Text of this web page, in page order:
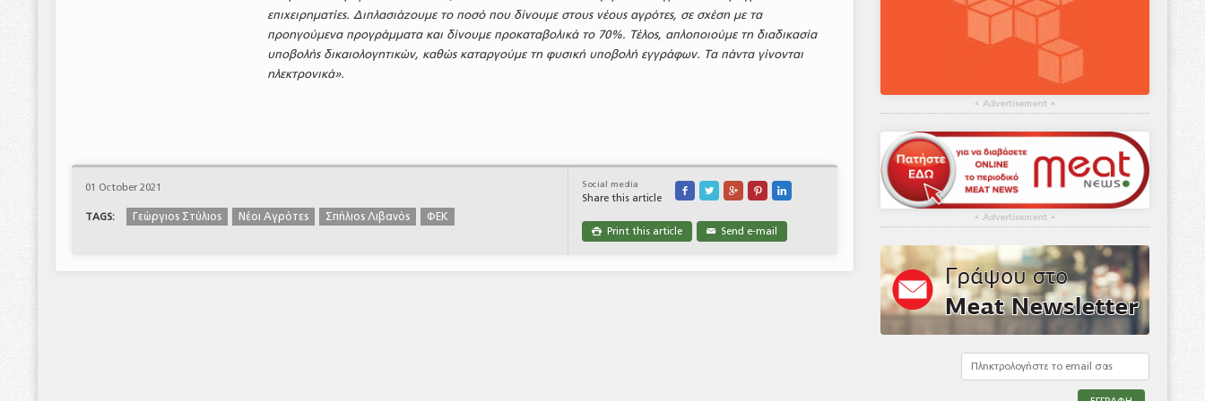
επιχειρηματίες. Διπλασιάζουμε το ποσό που δίνουμε στους νέους αγρότες, σε σχέση με τα
προηγούμενα προγράμματα και δίνουμε προκαταβολικά το 70%. Τέλος, απλοποιούμε τη διαδικασία
υποβολής δικαιολογητικών, καθώς καταργούμε τη φυσική υποβολή εγγράφων. Τα πάντα γίνονται
ηλεκτρονικά».
Social media
Share this article
    
 Print this article ✉ Send e-mail
01 October 2021
TAGS: Γεώργιος Στύλιος Νέοι Αγρότες Σπήλιος Λιβανός ΦΕΚ
▴ Advertisement ▴
▴ Advertisement ▴